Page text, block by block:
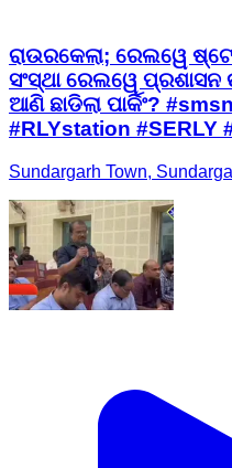
ରାଉରକେଲା; ରେଲୱେ
ସଂସ୍ଥା ରେଲୱେ
ଆଣି ଛାଡିଲା ପାର୍କିଂ?
#RLYstation #SERLY
Sundargarh Town,